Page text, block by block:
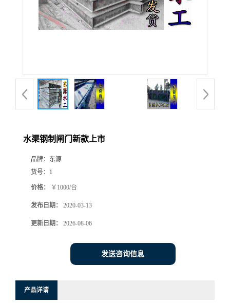
水渠钢制闸门新款上市
品牌： 东源
货号： 1
价格： ￥1000/台
发布日期： 2020-03-13
更新日期： 2026-08-06
发送咨询信息
产品详请